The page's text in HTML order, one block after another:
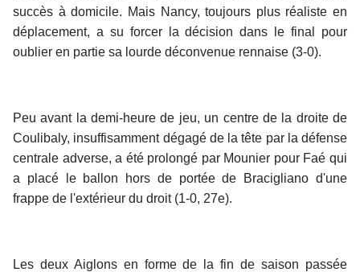
succès à domicile. Mais Nancy, toujours plus réaliste en
déplacement, a su forcer la décision dans le final pour
oublier en partie sa lourde déconvenue rennaise (3-0).
Peu avant la demi-heure de jeu, un centre de la droite de
Coulibaly, insuffisamment dégagé de la tête par la défense
centrale adverse, a été prolongé par Mounier pour Faé qui
a placé le ballon hors de portée de Bracigliano d'une
frappe de l'extérieur du droit (1-0, 27e).
Les deux Aiglons en forme de la fin de saison passée